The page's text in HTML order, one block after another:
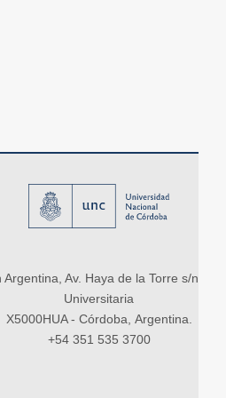
Argentina, Av. Haya de la Torre s/n,
Universitaria
X5000HUA - Córdoba, Argentina.
+54 351 535 3700